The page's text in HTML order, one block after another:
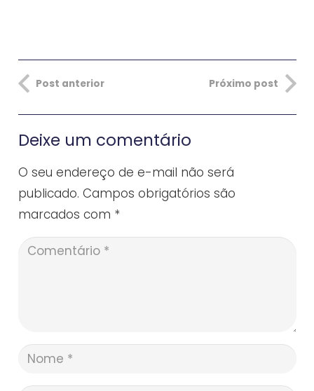
Post anterior Próximo post
Deixe um comentário
O seu endereço de e-mail não será
publicado. Campos obrigatórios são
marcados com *